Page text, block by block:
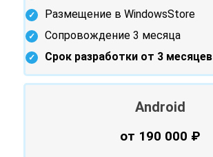
Размещение в WindowsStore
Сопровождение 3 месяца
Срок разработки от 3 месяцев
Android
от 190 000 ₽